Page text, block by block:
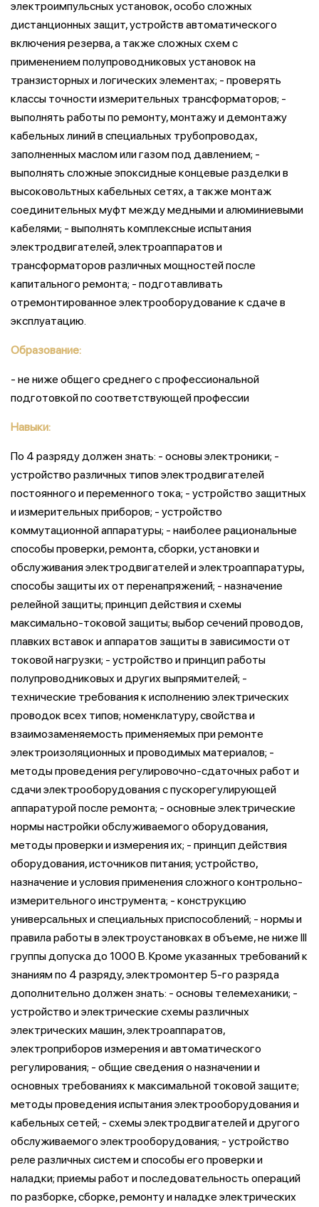
электроимпульсных установок, особо сложных
дистанционных защит, устройств автоматического
включения резерва, а также сложных схем с
применением полупроводниковых установок на
транзисторных и логических элементах; - проверять
классы точности измерительных трансформаторов; -
выполнять работы по ремонту, монтажу и демонтажу
кабельных линий в специальных трубопроводах,
заполненных маслом или газом под давлением; -
выполнять сложные эпоксидные концевые разделки в
высоковольтных кабельных сетях, а также монтаж
соединительных муфт между медными и алюминиевыми
кабелями; - выполнять комплексные испытания
электродвигателей, электроаппаратов и
трансформаторов различных мощностей после
капитального ремонта; - подготавливать
отремонтированное электрооборудование к сдаче в
эксплуатацию.
Образование:
- не ниже общего среднего с профессиональной
подготовкой по соответствующей профессии
Навыки:
По 4 разряду должен знать: - основы электроники; -
устройство различных типов электродвигателей
постоянного и переменного тока; - устройство защитных
и измерительных приборов; - устройство
коммутационной аппаратуры; - наиболее рациональные
способы проверки, ремонта, сборки, установки и
обслуживания электродвигателей и электроаппаратуры,
способы защиты их от перенапряжений; - назначение
релейной защиты; принцип действия и схемы
максимально-токовой защиты; выбор сечений проводов,
плавких вставок и аппаратов защиты в зависимости от
токовой нагрузки; - устройство и принцип работы
полупроводниковых и других выпрямителей; -
технические требования к исполнению электрических
проводок всех типов; номенклатуру, свойства и
взаимозаменяемость применяемых при ремонте
электроизоляционных и проводимых материалов; -
методы проведения регулировочно-сдаточных работ и
сдачи электрооборудования с пускорегулирующей
аппаратурой после ремонта; - основные электрические
нормы настройки обслуживаемого оборудования,
методы проверки и измерения их; - принцип действия
оборудования, источников питания; устройство,
назначение и условия применения сложного контрольно-
измерительного инструмента; - конструкцию
универсальных и специальных приспособлений; - нормы и
правила работы в электроустановках в объеме, не ниже III
группы допуска до 1000 В. Кроме указанных требований к
знаниям по 4 разряду, электромонтер 5-го разряда
дополнительно должен знать: - основы телемеханики; -
устройство и электрические схемы различных
электрических машин, электроаппаратов,
электроприборов измерения и автоматического
регулирования; - общие сведения о назначении и
основных требованиях к максимальной токовой защите;
методы проведения испытания электрооборудования и
кабельных сетей; - схемы электродвигателей и другого
обслуживаемого электрооборудования; - устройство
реле различных систем и способы его проверки и
наладки; приемы работ и последовательность операций
по разборке, сборке, ремонту и наладке электрических